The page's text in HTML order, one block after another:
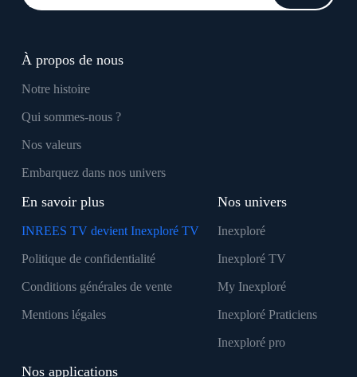
À propos de nous
Notre histoire
Qui sommes-nous ?
Nos valeurs
Embarquez dans nos univers
En savoir plus
INREES TV devient Inexploré TV
Politique de confidentialité
Conditions générales de vente
Mentions légales
Nos univers
Inexploré
Inexploré TV
My Inexploré
Inexploré Praticiens
Inexploré pro
Nos applications